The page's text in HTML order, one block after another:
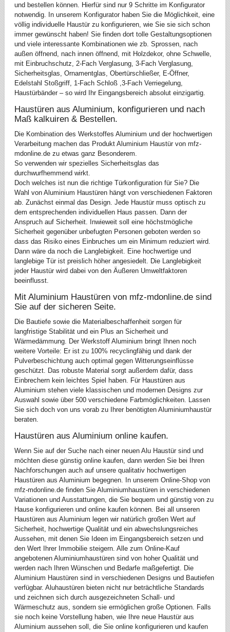
und bestellen können. Hierfür sind nur 9 Schritte im Konfigurator
notwendig. In unserem Konfigurator haben Sie die Möglichkeit, eine
völlig individuelle Haustür zu konfigurieren, wie Sie sie sich schon
immer gewünscht haben! Sie finden dort tolle Gestaltungsoptionen
und viele interessante Kombinationen wie zb. Sprossen, nach
außen öffnend, nach innen öffnend, mit Holzdekor, ohne Schwelle,
mit Einbruchschutz, 2-Fach Verglasung, 3-Fach Verglasung,
Sicherheitsglas, Ornamentglas, Obertürschließer, E-Öffner,
Edelstahl Stoßgriff, 1-Fach Schloß ,3-Fach Verriegelung,
Haustürbänder – so wird Ihr Eingangsbereich absolut einzigartig.
Haustüren aus Aluminium, konfigurieren und nach
Maß kalkuiren & Bestellen.
Die Kombination des Werkstoffes Aluminium und der hochwertigen
Verarbeitung machen das Produkt Aluminium Haustür von mfz-
mdonline.de zu etwas ganz Besonderem.
So verwenden wir spezielles Sicherheitsglas das
durchwurfhemmend wirkt.
Doch welches ist nun die richtige Türkonfiguration für Sie? Die
Wahl von Aluminium Haustüren hängt von verschiedenen Faktoren
ab. Zunächst einmal das Design. Jede Haustür muss optisch zu
dem entsprechenden individuellen Haus passen. Dann der
Anspruch auf Sicherheit. Inwieweit soll eine höchstmögliche
Sicherheit gegenüber unbefugten Personen geboten werden so
dass das Risiko eines Einbruches um ein Minimum reduziert wird.
Dann wäre da noch die Langlebigkeit. Eine hochwertige und
langlebige Tür ist preislich höher angesiedelt. Die Langlebigkeit
jeder Haustür wird dabei von den Äußeren Umweltfaktoren
beeinflusst.
Mit Aluminium Haustüren von mfz-mdonline.de sind
Sie auf der sicheren Seite.
Die Bautiefe sowie die Materialbeschaffenheit sorgen für
langfristige Stabilität und ein Plus an Sicherheit und
Wärmedämmung. Der Werkstoff Aluminium bringt Ihnen noch
weitere Vorteile: Er ist zu 100% recyclingfähig und dank der
Pulverbeschichtung auch optimal gegen Witterungseinflüsse
geschützt. Das robuste Material sorgt außerdem dafür, dass
Einbrechern kein leichtes Spiel haben. Für Haustüren aus
Aluminium stehen viele klassischen und modernen Designs zur
Auswahl sowie über 500 verschiedene Farbmöglichkeiten. Lassen
Sie sich doch von uns vorab zu Ihrer benötigten Aluminiumhaustür
beraten.
Haustüren aus Aluminium online kaufen.
Wenn Sie auf der Suche nach einer neuen Alu Haustür sind und
möchten diese günstig online kaufen, dann werden Sie bei Ihren
Nachforschungen auch auf unsere qualitativ hochwertigen
Haustüren aus Aluminium begegnen. In unserem Online-Shop von
mfz-mdonline.de finden Sie Aluminiumhaustüren in verschiedenen
Variationen und Ausstattungen, die Sie bequem und günstig von zu
Hause konfigurieren und online kaufen können. Bei all unseren
Haustüren aus Aluminium legen wir natürlich großen Wert auf
Sicherheit, hochwertige Qualität und ein abwechslungsreiches
Aussehen, mit denen Sie Ideen im Eingangsbereich setzen und
den Wert Ihrer Immobilie steigern. Alle zum Online-Kauf
angebotenen Aluminiumhaustüren sind von hoher Qualität und
werden nach Ihren Wünschen und Bedarfe maßgefertigt. Die
Aluminium Haustüren sind in verschiedenen Designs und Bautiefen
verfügbar. Aluhaustüren bieten nicht nur beträchtliche Standards
und zeichnen sich durch ausgezeichneten Schall- und
Wärmeschutz aus, sondern sie ermöglichen große Optionen. Falls
sie noch keine Vorstellung haben, wie Ihre neue Haustür aus
Aluminium aussehen soll, die Sie online konfigurieren und kaufen